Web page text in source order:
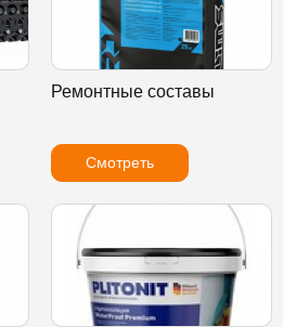
Ремонтные составы
Смотреть